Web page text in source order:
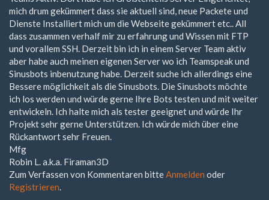
mich drum gekümmert dass sie aktuell sind, neue Packete und
Dienste Installiert mich um die Webseite gekümmert etc.. All
dass zusammen verhalf mir zu erfahrung und Wissen mit FTP
und vorallem SSH. Derzeit bin ich in einem Server Team aktiv
aber habe auch meinen eigenen Server wo ich Teamspeak und
Sinusbots inbenutzung habe. Derzeit suche ich allerdings eine
Bessere möglichkeit als die Sinusbots. Die Sinusbots möchte
ich los werden und würde gerne Ihre Bots testen und mit weiter
entwickeln. Ich halte mich als tester geeignet und würde Ihr
Projekt sehr gerne Unterstützen. Ich würde mich über eine
Rückantwort sehr Freuen.
Mfg
Robin L. a.k.a. Firaman3D
Zum Verfassen von Kommentaren bitteAnmelden oder
Registrieren.